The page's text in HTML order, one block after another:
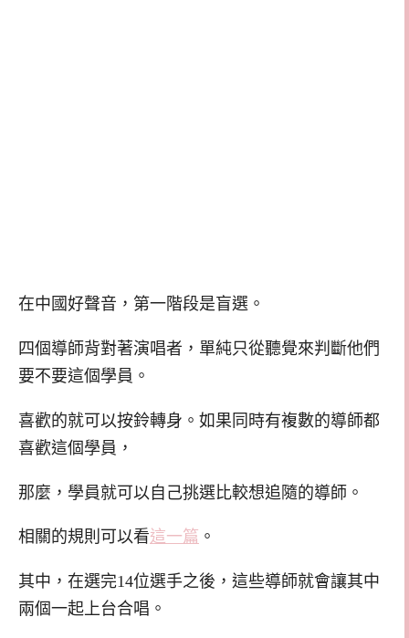
在中國好聲音，第一階段是盲選。
四個導師背對著演唱者，單純只從聽覺來判斷他們
要不要這個學員。
喜歡的就可以按鈴轉身。如果同時有複數的導師都
喜歡這個學員，
那麼，學員就可以自己挑選比較想追隨的導師。
相關的規則可以看這一篇 。
其中，在選完14位選手之後，這些導師就會讓其中
兩個一起上台合唱。